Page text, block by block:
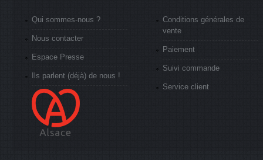
Qui sommes-nous ?
Nous contacter
Espace Presse
Ils parlent (déjà) de nous !
Conditions générales de
vente
Paiement
Suivi commande
Service client